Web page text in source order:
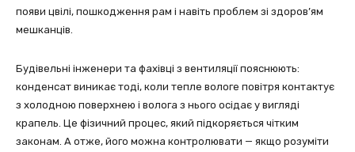
появи цвілі, пошкодження рам і навіть проблем зі здоров’ям
мешканців.
Будівельні інженери та фахівці з вентиляції пояснюють:
конденсат виникає тоді, коли тепле вологе повітря контактує
з холодною поверхнею і волога з нього осідає у вигляді
крапель. Це фізичний процес, який підкоряється чітким
законам. А отже, його можна контролювати — якщо розуміти